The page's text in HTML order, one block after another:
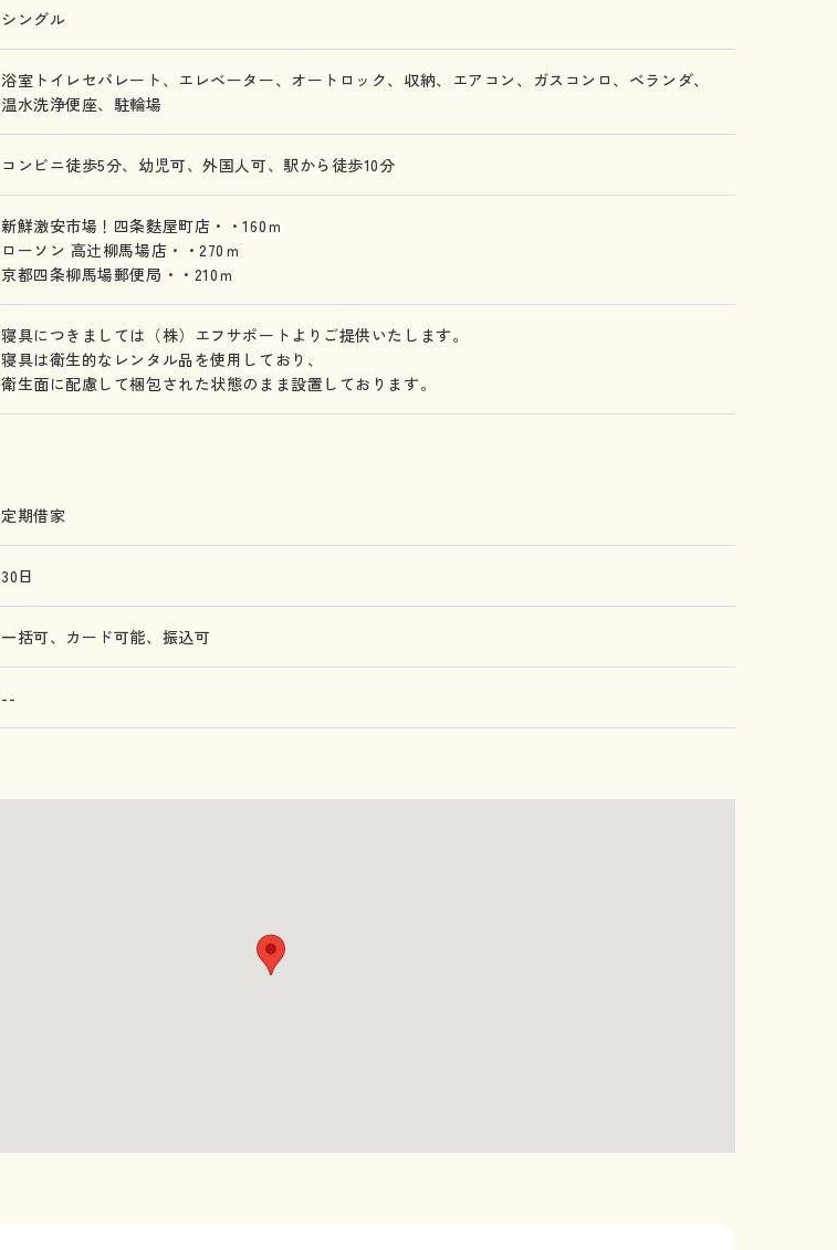
シングル
浴室トイレセパレート、 エレベーター、 オートロック、 収納、 エアコン、 ガスコンロ、 ベランダ、
温水洗浄便座、 駐輪場
コンビニ徒歩5分、幼児可、外国人可、 駅から徒歩10分
新鮮激安市場！四条麩屋町店・・160ｍ
ローソン 高辻柳馬場店・・270ｍ
京都四条柳馬場郵便局・・210ｍ
寝具につきましては（株）エフサポートよりご提供いたします。
寝具は衛生的なレンタル品を使用しており、
衛生面に配慮して梱包された状態のまま設置しております。
定期借家
30日
一括可、カード可能、振込可
--